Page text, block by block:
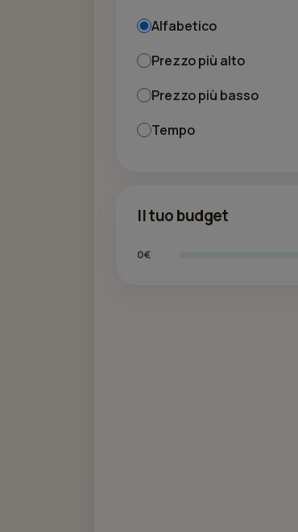
Alfabetico
Prezzo più alto
Prezzo più basso
Tempo
Il tuo budget
0€